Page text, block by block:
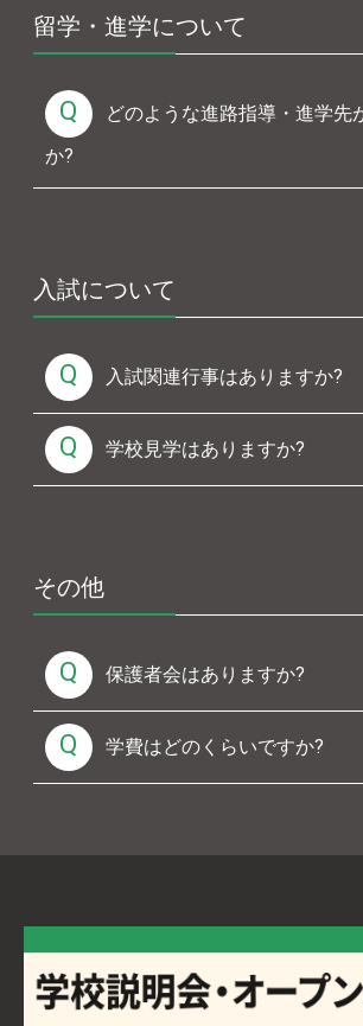
留学・進学について
Q
どのような進路指導・進学先
か?
入試について
Q 入試関連行事はありますか?
Q 学校見学はありますか?
その他
Q 保護者会はありますか?
Q 学費はどのくらいですか?